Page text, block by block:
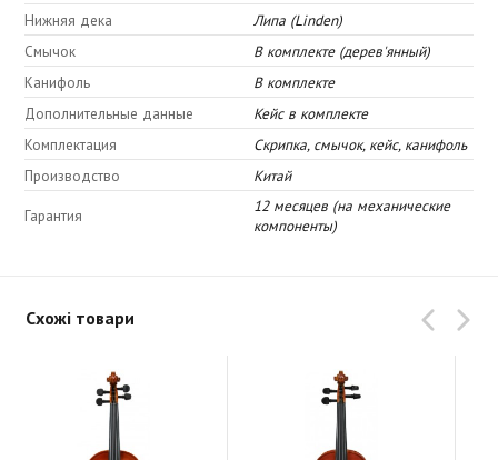
Нижняя дека
Липа (Linden)
Смычок
В комплекте (дерев'янный)
Канифоль
В комплекте
Дополнительные данные
Кейс в комплекте
Комплектация
Скрипка, смычок, кейс, канифоль
Производство
Китай
Гарантия
12 месяцев (на механические
компоненты)
Схожі товари